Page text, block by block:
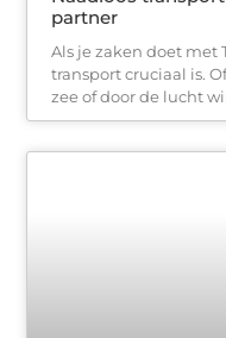
partner
Als je zaken doet met
transport cruciaal is.
zee of door de lucht